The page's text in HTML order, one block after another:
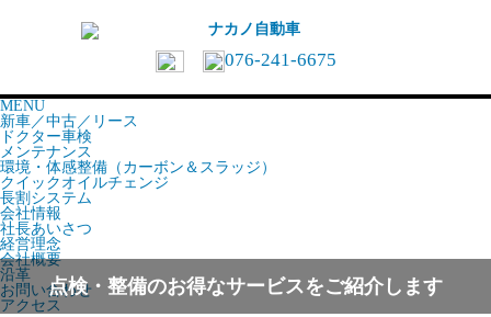
076-241-6675
MENU
新車／中古／リース
ドクター車検
メンテナンス
環境・体感整備（カーボン＆スラッジ）
クイックオイルチェンジ
長割システム
会社情報
社長あいさつ
経営理念
会社概要
沿革
お問い合わせ
アクセス
点検・整備のお得なサービスをご紹介します
中古／新車／リース
ドクター車検
メンテナンス
環境・体感整備（カーボン＆スラッジ）
クイックオイルチェンジ
会社情報